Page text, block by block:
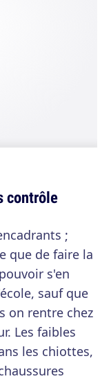
contrôle
;
que de faire la
s'en
sauf que
on rentre chez
Les faibles
les chiottes,